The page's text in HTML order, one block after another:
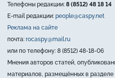
Телефоны редакции: 8 (8512) 48 18 14
E-mail редакции: people@caspy.net
Реклама на сайте
почта: rocaspy@mail.ru
или по телефону: 8 (8512) 48-18-06
Мнения авторов статей,
материалов, размещённых в